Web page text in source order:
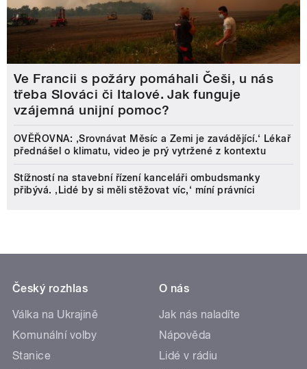
Ve Francii s požáry pomáhali Češi, u nás
třeba Slováci či Italové. Jak funguje
vzájemná unijní pomoc?
OVĚŘOVNA: ‚Srovnávat Měsíc a Zemi je zavádějící.‘ Lékař
přednášel o klimatu, video je prý vytržené z kontextu
Stížností na stavební řízení kanceláři ombudsmanky
přibývá. ‚Lidé by si měli stěžovat víc,‘ míní právníci
Český rozhlas
Válka na Ukrajině
Komunální volby
Stanice
O nás
Jak nás naladíte
Nápověda
Lidé v rádiu